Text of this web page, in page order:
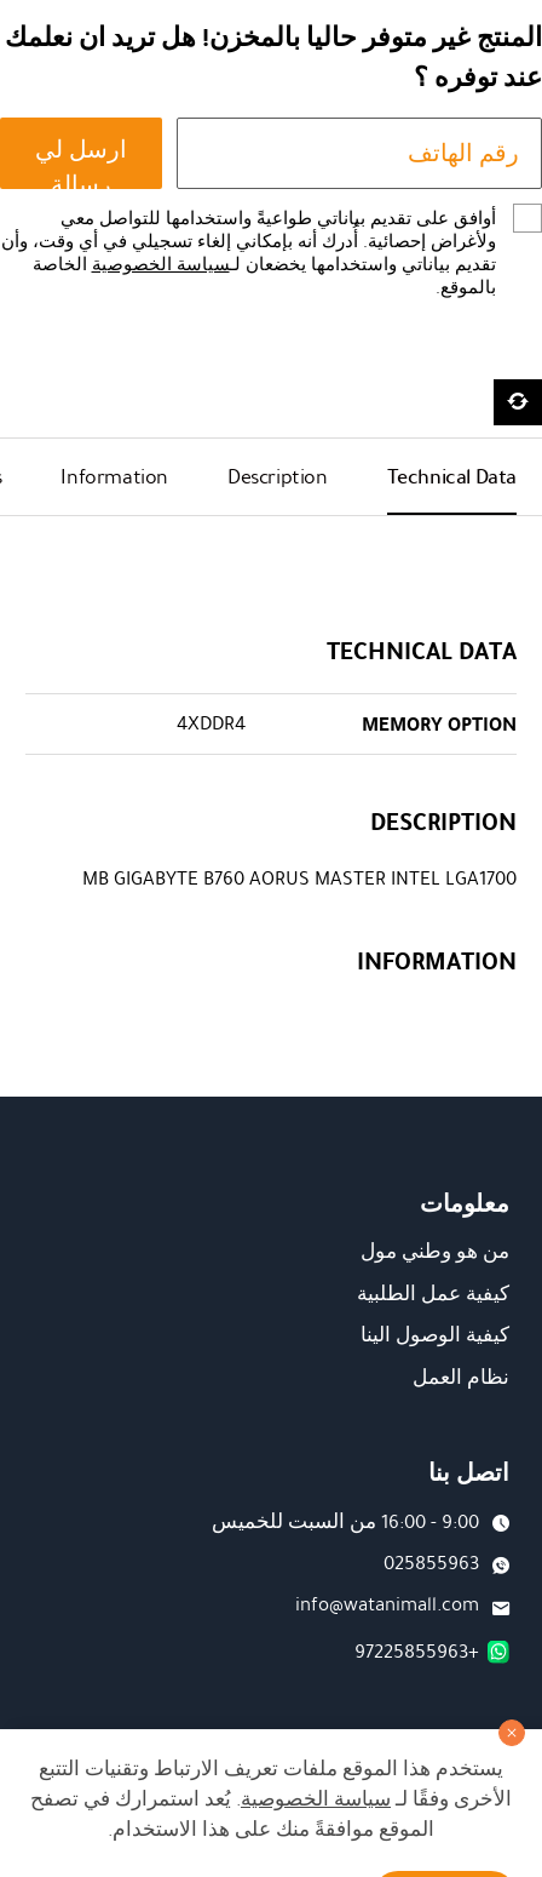
المنتج غير متوفر حاليا بالمخزن! هل تريد ان نعلمك
عند توفره ؟
ارسل لي
رسالة
أوافق على تقديم بياناتي طواعيةً واستخدامها للتواصل معي
ولأغراض إحصائية. أُدرك أنه بإمكاني إلغاء تسجيلي في أي وقت، وأن
تقديم بياناتي واستخدامها يخضعان لـسياسة الخصوصية الخاصة
بالموقع.
Technical Data
Description
Information
TECHNICAL DATA
MEMORY OPTION
4XDDR4
DESCRIPTION
MB GIGABYTE B760 AORUS MASTER INTEL LGA1700
INFORMATION
معلومات
من هو وطني مول
كيفية عمل الطلبية
كيفية الوصول الينا
نظام العمل
اتصل بنا
9:00 - 16:00 من السبت للخميس
025855963
info@watanimall.com
+97225855963
فروع
تابعونا على صفحة الفيسبوك
تابعونا على انستغرام
يستخدم هذا الموقع ملفات تعريف الارتباط وتقنيات التتبع
الأخرى وفقًا لـسياسة الخصوصية. يُعد استمرارك في تصفح
الموقع موافقةً منك على هذا الاستخدام.